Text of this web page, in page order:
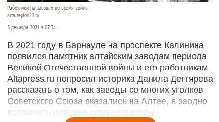
Работники на заводах во время войны
altairegion22.ru
3 декабря 2021 в 07:34
В 2021 году в Барнауле на проспекте Калинина
появился памятник алтайским заводам периода
Великой Отечественной войны и его работникам.
Altapress.ru попросил историка Данила Дегтярева
рассказать о том, как заводы со многих уголков
Советского Союза оказались на Алтае, а заодно
вспомнить историю создания стелы.